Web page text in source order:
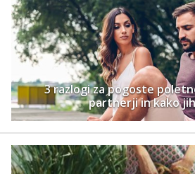
3 razlogi za pogoste
partnerji in kako